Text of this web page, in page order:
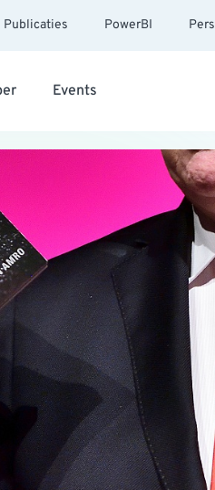
Publicaties PowerBI Pers
Events